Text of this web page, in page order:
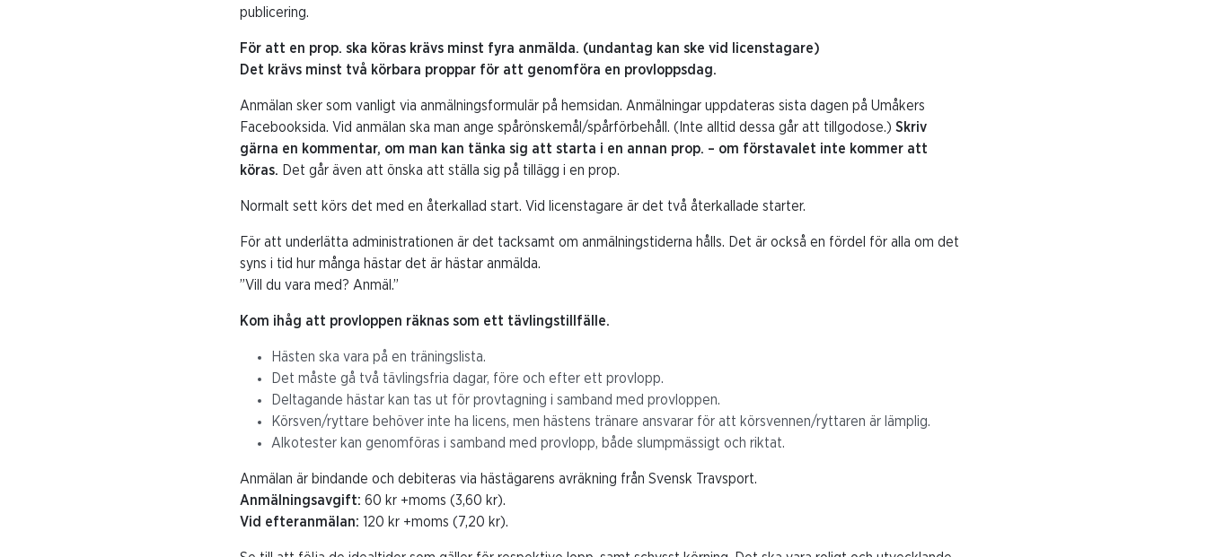
publicering.
För att en prop. ska köras krävs minst fyra anmälda. (undantag kan ske vid licenstagare)
Det krävs minst två körbara proppar för att genomföra en provloppsdag.
Anmälan sker som vanligt via anmälningsformulär på hemsidan. Anmälningar uppdateras sista dagen på Umåkers
Facebooksida. Vid anmälan ska man ange spårönskemål/spårförbehåll. (Inte alltid dessa går att tillgodose.) Skriv
gärna en kommentar, om man kan tänka sig att starta i en annan prop. – om förstavalet inte kommer att
köras. Det går även att önska att ställa sig på tillägg i en prop.
Normalt sett körs det med en återkallad start. Vid licenstagare är det två återkallade starter.
För att underlätta administrationen är det tacksamt om anmälningstiderna hålls. Det är också en fördel för alla om det
syns i tid hur många hästar det är hästar anmälda.
”Vill du vara med? Anmäl.”
Kom ihåg att provloppen räknas som ett tävlingstillfälle.
Hästen ska vara på en träningslista.
Det måste gå två tävlingsfria dagar, före och efter ett provlopp.
Deltagande hästar kan tas ut för provtagning i samband med provloppen.
Körsven/ryttare behöver inte ha licens, men hästens tränare ansvarar för att körsvennen/ryttaren är lämplig.
Alkotester kan genomföras i samband med provlopp, både slumpmässigt och riktat.
Anmälan är bindande och debiteras via hästägarens avräkning från Svensk Travsport.
Anmälningsavgift: 60 kr +moms (3,60 kr).
Vid efteranmälan: 120 kr +moms (7,20 kr).